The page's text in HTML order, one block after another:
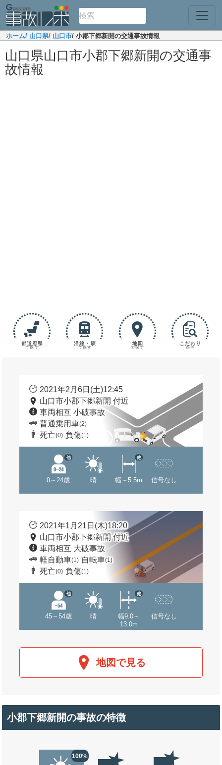
ホーム/ 山口県/ 山口市/ 小郡下郷新開の交通事故情報
山口県山口市小郡下郷新開の交通事
故情報
都道府県
で探す
沿線・駅
で探す
地図
で探す
こだわり
条件
2021年2月6日(土)12:45
山口市小郡下郷新開 付近
車両相互 小破事故
普通乗用車(2)
死亡(0) 負傷(1)
0～24歳
他
晴 幅～5.5m
他
信号なし
2021年1月21日(木)18:20
山口市小郡下郷新開 付近
車両相互 大破事故
軽自動車(1) 自転車(1)
死亡(0) 負傷(1)
45～54歳
他
晴
幅9.0～
13.0m
他
信号なし
地図で見る
小郡下郷新開の事故の特徴
100%